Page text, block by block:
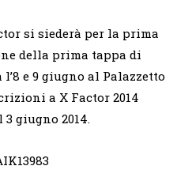
si siederà per la prima
della prima tappa di
e 9 giugno al Palazzetto
a X Factor 2014
giugno 2014.